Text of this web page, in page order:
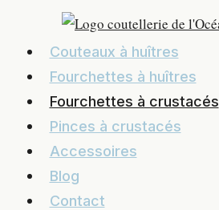
Couteaux à huîtres
Fourchettes à huîtres
Fourchettes à crustacés
Pinces à crustacés
Accessoires
Blog
Contact